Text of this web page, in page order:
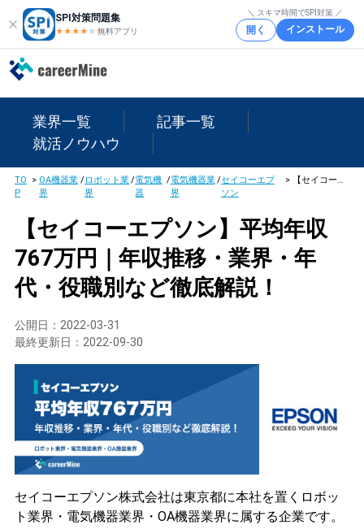
SPI対策問題集
★★★★ ★★
無料アプリ
＼ スキマ時間でSPI対策 ／
開く インストール
業界一覧
記事一覧
就活ノウハウ
TO
P
> OA機器業
界
/ロボット業
界
/電気機
器
/電気機器業
界
/セイコーエプ
ソン
> 【セイコーエプソン】平均年収767万円｜年収推移・業界・年代・役職別など徹底解説！
【セイコーエプソン】平均年収
767万円｜年収推移・業界・年
代・役職別など徹底解説！
公開日： 2022-03-31
最終更新日： 2022-09-30
セイコーエプソン株式会社は東京都に本社を置くロボッ
ト業界・電気機器業界・OA機器業界に属する企業です。